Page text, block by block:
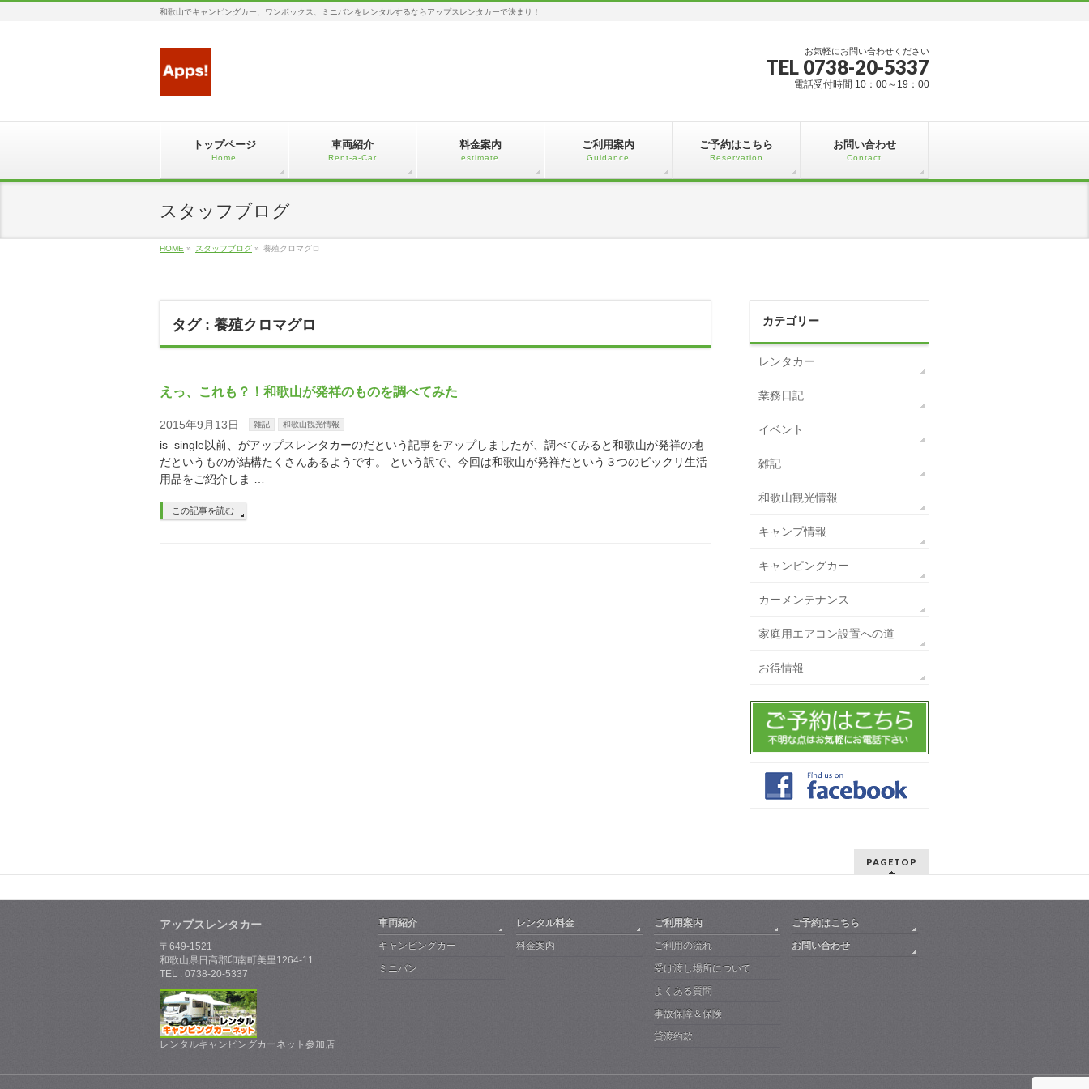
和歌山でキャンピングカー、ワンボックス、ミニバンをレンタルするならアップスレンタカーで決まり！
お気軽にお問い合わせください
TEL 0738-20-5337
電話受付時間 10：00～19：00
トップページ
Home
車両紹介
Rent-a-Car
料金案内
estimate
ご利用案内
Guidance
ご予約はこちら
Reservation
お問い合わせ
Contact
スタッフブログ
HOME » スタッフブログ » 養殖クロマグロ
タグ : 養殖クロマグロ
えっ、これも？！和歌山が発祥のものを調べてみた
2015年9月13日 雑記 和歌山観光情報
is_single以前、がアップスレンタカーのだという記事をアップしましたが、調べてみると和歌山が発祥の地
だというものが結構たくさんあるようです。 という訳で、今回は和歌山が発祥だという３つのビックリ生活
用品をご紹介しま …
この記事を読む
カテゴリー
レンタカー
業務日記
イベント
雑記
和歌山観光情報
キャンプ情報
キャンピングカー
カーメンテナンス
家庭用エアコン設置への道
お得情報
PAGETOP
アップスレンタカー
〒649-1521
和歌山県日高郡印南町美里1264-11
TEL : 0738-20-5337
レンタルキャンピングカーネット参加店
車両紹介
キャンピングカー
ミニバン
レンタル料金
料金案内
ご利用案内
ご利用の流れ
受け渡し場所について
よくある質問
事故保障＆保険
貸渡約款
ご予約はこちら
お問い合わせ